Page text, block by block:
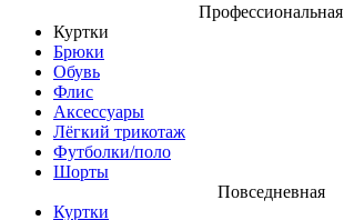
Профессиональная
Куртки
Брюки
Обувь
Флис
Аксессуары
Лёгкий трикотаж
Футболки/поло
Шорты
Повседневная
Куртки